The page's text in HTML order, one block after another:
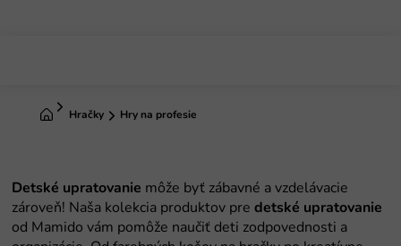
DomovHračky Hry na profesie
Detské upratovanie
detské upratovanie